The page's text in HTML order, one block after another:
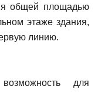
общей площадью
этаже здания,
линию.
для